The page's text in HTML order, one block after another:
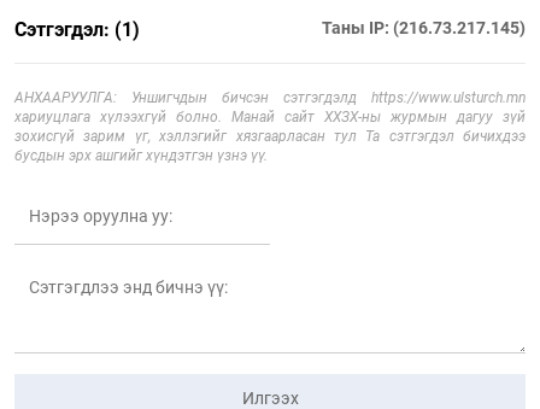
Сэтгэгдэл: (1) Таны IP: (216.73.217.145)
АНХААРУУЛГА: Уншигчдын бичсэн сэтгэгдэлд https://www.ulsturch.mn
хариуцлага хүлээхгүй болно. Манай сайт ХХЗХ-ны журмын дагуу зүй
зохисгүй зарим үг, хэллэгийг хязгаарласан тул Та сэтгэгдэл бичихдээ
бусдын эрх ашгийг хүндэтгэн үзнэ үү.
Илгээх